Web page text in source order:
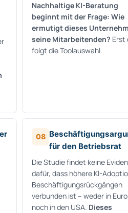
Nachhaltige KI-Beratung
beginnt mit der Frage: Wie
ermutigt dieses
seine Mitarbeitenden? Erst
folgt die Toolauswahl.
08
für den Betriebsrat
Die Studie findet keine
dafür, dass höhere KI-
Beschäftigungsrückgängen
verbunden ist – weder in
noch in den USA. Dieses